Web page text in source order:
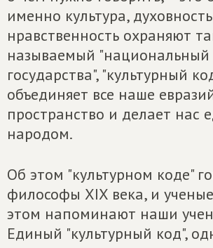
именно культура,
нравственность охраняют
называемый "национальный
государства", "культурный
объединяет все наше
пространство и делает нас
народом.
Об этом "культурном коде"
философы XIX века, и
этом напоминают наши
Единый "культурный код",